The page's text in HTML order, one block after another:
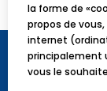
la forme de
propos de
internet
principalement
vous le